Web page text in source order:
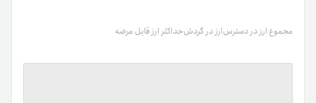
مجموع ارز در دسترسارز در گردشحداکثر ارز قابل عرضه